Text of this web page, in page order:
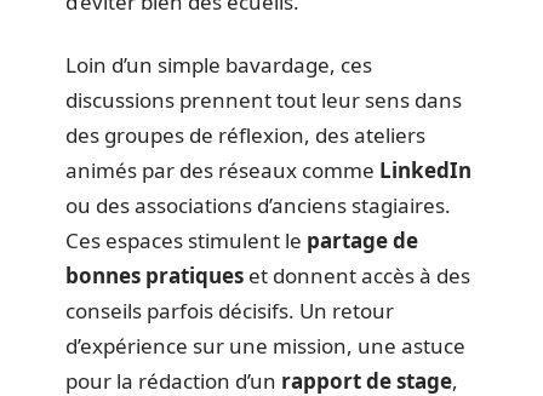
Loin d’un simple bavardage, ces
discussions prennent tout leur sens dans
des groupes de réflexion, des ateliers
animés par des réseaux comme LinkedIn
ou des associations d’anciens stagiaires.
Ces espaces stimulent le partage de
bonnes pratiques et donnent accès à des
conseils parfois décisifs. Un retour
d’expérience sur une mission, une astuce
pour la rédaction d’un rapport de stage,